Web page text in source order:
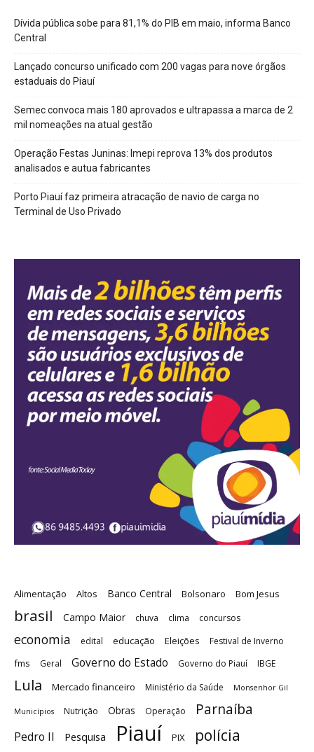
Dívida pública sobe para 81,1% do PIB em maio, informa Banco
Central
Lançado concurso unificado com 200 vagas para nove órgãos
estaduais do Piauí
Semec convoca mais 180 aprovados e ultrapassa a marca de 2
mil nomeações na atual gestão
Operação Festas Juninas: Imepi reprova 13% dos produtos
analisados e autua fabricantes
Porto Piauí faz primeira atracação de navio de carga no
Terminal de Uso Privado
Alimentação Altos Banco Central Bolsonaro Bom Jesus
brasil Campo Maior chuva clima concursos
economia edital educação Eleições Festival de Inverno
fms Geral Governo do Estado Governo do Piauí IBGE
Lula Mercado financeiro Ministério da Saúde Monsenhor Gil
Municípios Nutrição Obras Operação Parnaíba
Pedro II Pesquisa Piauí PIX
polícia